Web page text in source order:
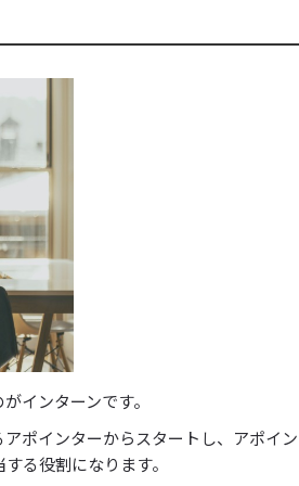
インターンです。
ポインターからスタートし、アポイ
る役割になります。